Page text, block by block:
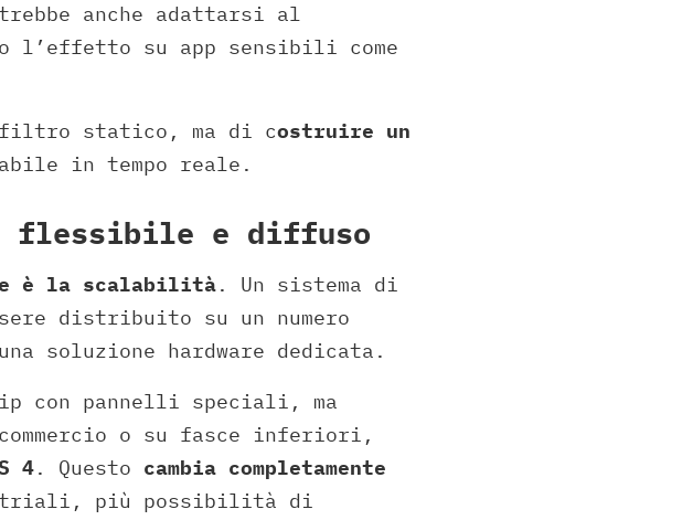
anche adattarsi al
l’effetto su app sensibili come
filtro statico, ma di costruire un
in tempo reale.
flessibile e diffuso
è la scalabilità. Un sistema di
distribuito su un numero
soluzione hardware dedicata.
con pannelli speciali, ma
o su fasce inferiori,
4. Questo cambia completamente
più possibilità di